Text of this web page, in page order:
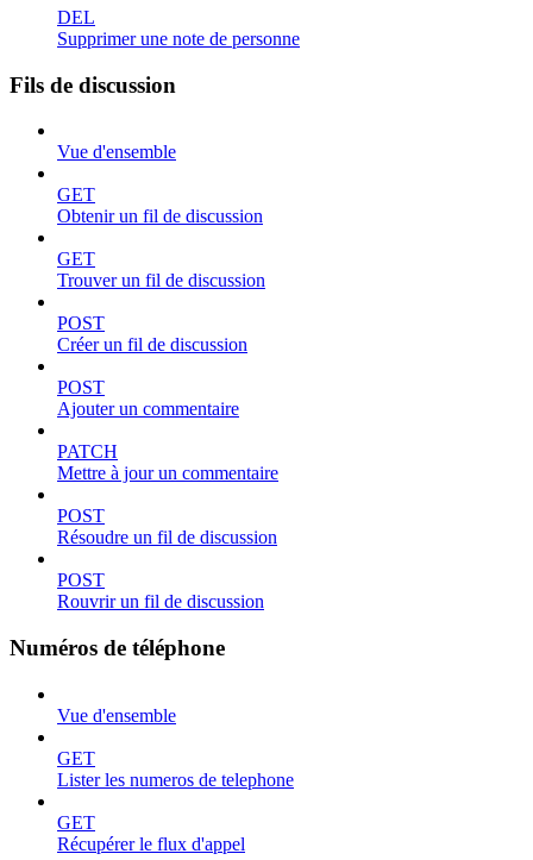
DEL
Supprimer une note de personne
Fils de discussion
Vue d'ensemble
GET
Obtenir un fil de discussion
GET
Trouver un fil de discussion
POST
Créer un fil de discussion
POST
Ajouter un commentaire
PATCH
Mettre à jour un commentaire
POST
Résoudre un fil de discussion
POST
Rouvrir un fil de discussion
Numéros de téléphone
Vue d'ensemble
GET
Lister les numeros de telephone
GET
Récupérer le flux d'appel